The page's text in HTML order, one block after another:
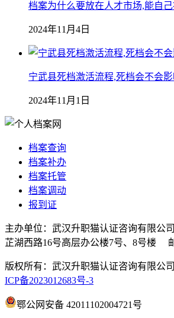
档案为什么要放在人才市场,能自
2024年11月4日
宁武县死档激活流程,死档会不会
2024年11月1日
档案查询
档案补办
档案托管
档案调动
报到证
主办单位：武汉升职猫认证咨询有限
芷湖西路16号高层办公楼7号、8号楼
版权所有：武汉升职猫认证咨询有
ICP备2023012683号-3
鄂公网安备 42011102004721号